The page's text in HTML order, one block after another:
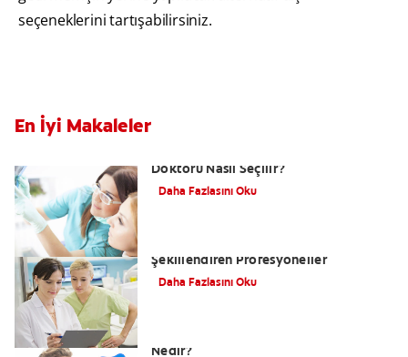
seçeneklerini tartışabilirsiniz.
En İyi Makaleler
Doktoru Nasıl Seçilir?
Daha Fazlasını Oku
Şekillendiren Profesyoneller
Daha Fazlasını Oku
Nedir?